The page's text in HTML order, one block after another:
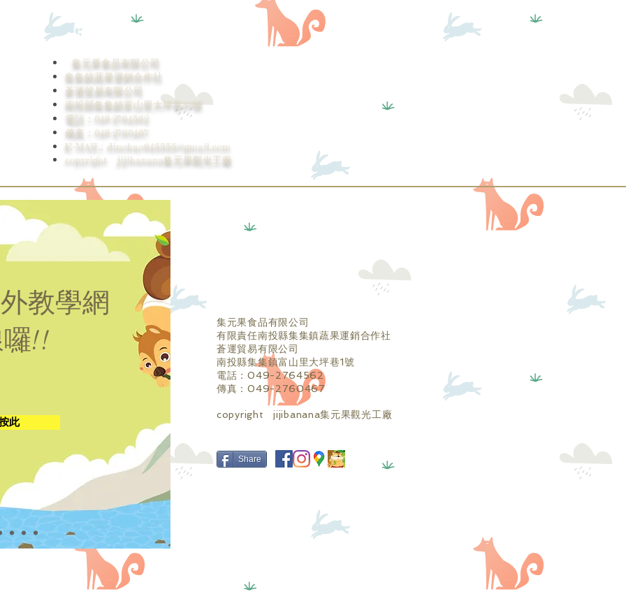
Jijibanana 集元果觀光工廠
集元果食品有限公司
集集鎮蔬果運銷合作社
蒼運貿易有限公司
南投縣集集鎮富山里大坪巷38號
電話：049-2764562
傳真：049-2760467
E-MAIL: dinobao645555@gmail.com
copyright jijibanana集元果觀光工廠
教學網
!!
此
集元果食品有限公司
有限責任南投縣集集鎮蔬果運銷合作社
蒼運貿易有限公司
南投縣集集鎮富山里大坪巷1號
電話：049-2764562
傳真：049-2760467
copyright jijibanana集元果觀光工廠
Share